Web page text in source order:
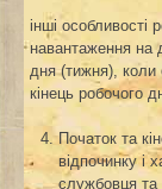
інші особливості
навантаження на
дня (тижня), коли
кінець робочого
Початок та
відпочинку і
службовця та